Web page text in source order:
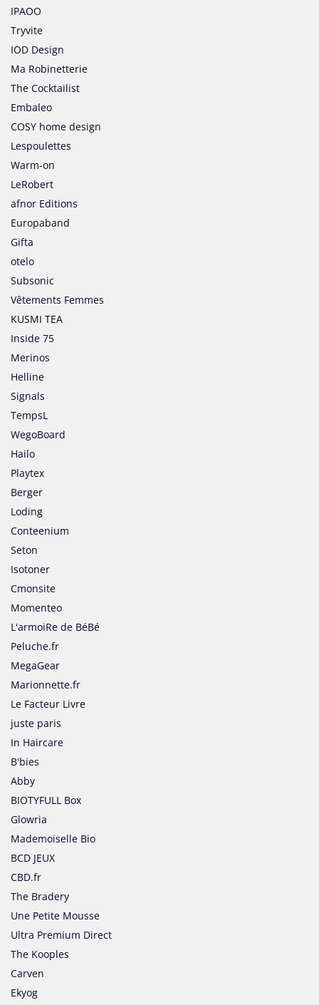
IPAOO
Tryvite
IOD Design
Ma Robinetterie
The Cocktailist
Embaleo
COSY home design
Lespoulettes
Warm-on
LeRobert
afnor Editions
Europaband
Gifta
otelo
Subsonic
Vêtements Femmes
KUSMI TEA
Inside 75
Merinos
Helline
Signals
TempsL
WegoBoard
Hailo
Playtex
Berger
Loding
Conteenium
Seton
Isotoner
Cmonsite
Momenteo
L'armoiRe de BéBé
Peluche.fr
MegaGear
Marionnette.fr
Le Facteur Livre
juste paris
In Haircare
B'bies
Abby
BIOTYFULL Box
Glowria
Mademoiselle Bio
BCD JEUX
CBD.fr
The Bradery
Une Petite Mousse
Ultra Premium Direct
The Kooples
Carven
Ekyog